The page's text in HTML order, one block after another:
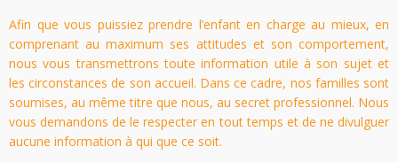
Afin que vous puissiez prendre l’enfant en charge au mieux, en
comprenant au maximum ses attitudes et son comportement,
nous vous transmettrons toute information utile à son sujet et
les circonstances de son accueil. Dans ce cadre, nos familles sont
soumises, au même titre que nous, au secret professionnel. Nous
vous demandons de le respecter en tout temps et de ne divulguer
aucune information à qui que ce soit.